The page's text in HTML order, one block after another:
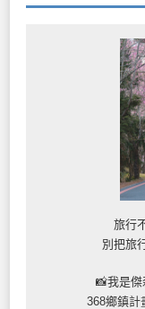
旅行
別把旅
📸我是
368鄉鎮計